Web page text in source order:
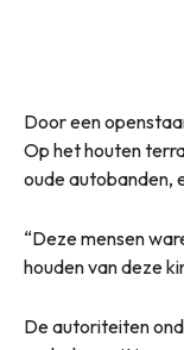
Door een
Op het houten
oude autobanden,
“Deze mensen
houden van deze
De autoriteiten